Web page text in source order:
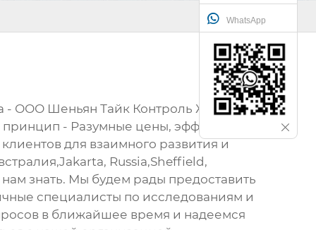
WhatsApp
- ООО Шеньян Тайк Контроль Жидкости,
- Разумные цены, эффективное
для взаимного развития и
Russia,Sheffield,
знать. Мы будем рады предоставить
специалисты по исследованиям и
в ближайшее время и надеемся